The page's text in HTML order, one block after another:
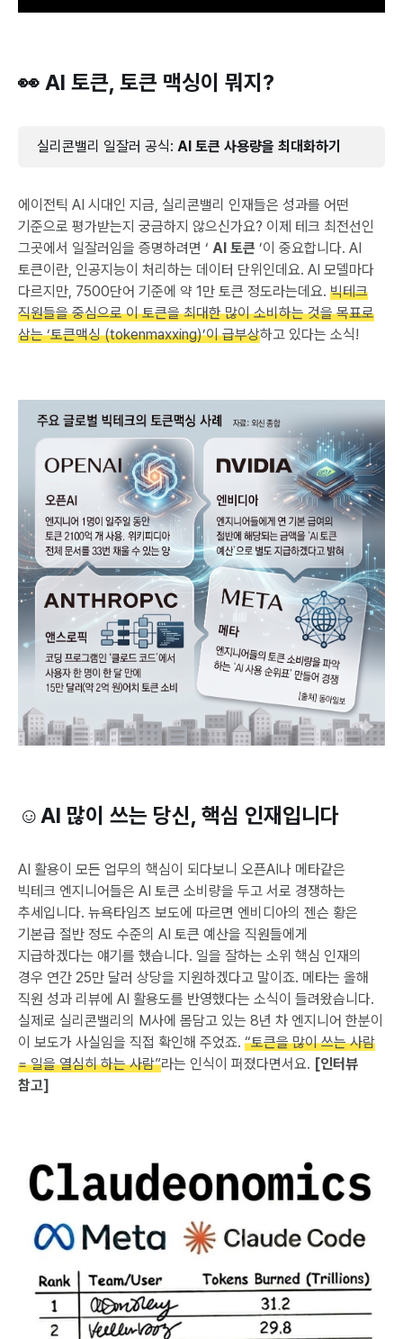
👀 AI 토큰, 토큰 맥싱이 뭐지?
실리콘밸리 일잘러 공식: AI 토큰 사용량을 최대화하기
에이전틱 AI 시대인 지금, 실리콘밸리 인재들은 성과를 어떤
기준으로 평가받는지 궁금하지 않으신가요? 이제 테크 최전선인
그곳에서 일잘러임을 증명하려면 ‘ AI 토큰 ’이 중요합니다. AI
토큰이란, 인공지능이 처리하는 데이터 단위인데요. AI 모델마다
다르지만, 7500단어 기준에 약 1만 토큰 정도라는데요. 빅테크
직원들을 중심으로 이 토큰을 최대한 많이 소비하는 것을 목표로
삼는 ‘토큰맥싱 (tokenmaxxing)’이 급부상하고 있다는 소식!
☺️AI 많이 쓰는 당신, 핵심 인재입니다
AI 활용이 모든 업무의 핵심이 되다보니 오픈AI나 메타같은
빅테크 엔지니어들은 AI 토큰 소비량을 두고 서로 경쟁하는
추세입니다. 뉴욕타임즈 보도에 따르면 엔비디아의 젠슨 황은
기본급 절반 정도 수준의 AI 토큰 예산을 직원들에게
지급하겠다는 얘기를 했습니다. 일을 잘하는 소위 핵심 인재의
경우 연간 25만 달러 상당을 지원하겠다고 말이죠. 메타는 올해
직원 성과 리뷰에 AI 활용도를 반영했다는 소식이 들려왔습니다.
실제로 실리콘밸리의 M사에 몸담고 있는 8년 차 엔지니어 한분이
이 보도가 사실임을 직접 확인해 주었죠. “토큰을 많이 쓰는 사람
= 일을 열심히 하는 사람”라는 인식이 퍼졌다면서요. [인터뷰
참고]